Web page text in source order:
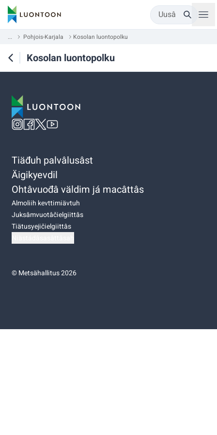
Uusâ
... Pohjois-Karjala Kosolan luontopolku
Kosolan luontopolku
Tiäđuh palvâlusâst
Äigikyevdil
Ohtâvuođâ väldim já macâttâs
Almoliih kevttimiävtuh
Juksâmvuotâčielgiittâs
Tiätusyejičielgiittâs
©Metsähallitus 2026